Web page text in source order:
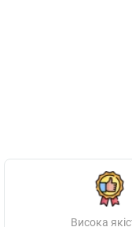
Висока